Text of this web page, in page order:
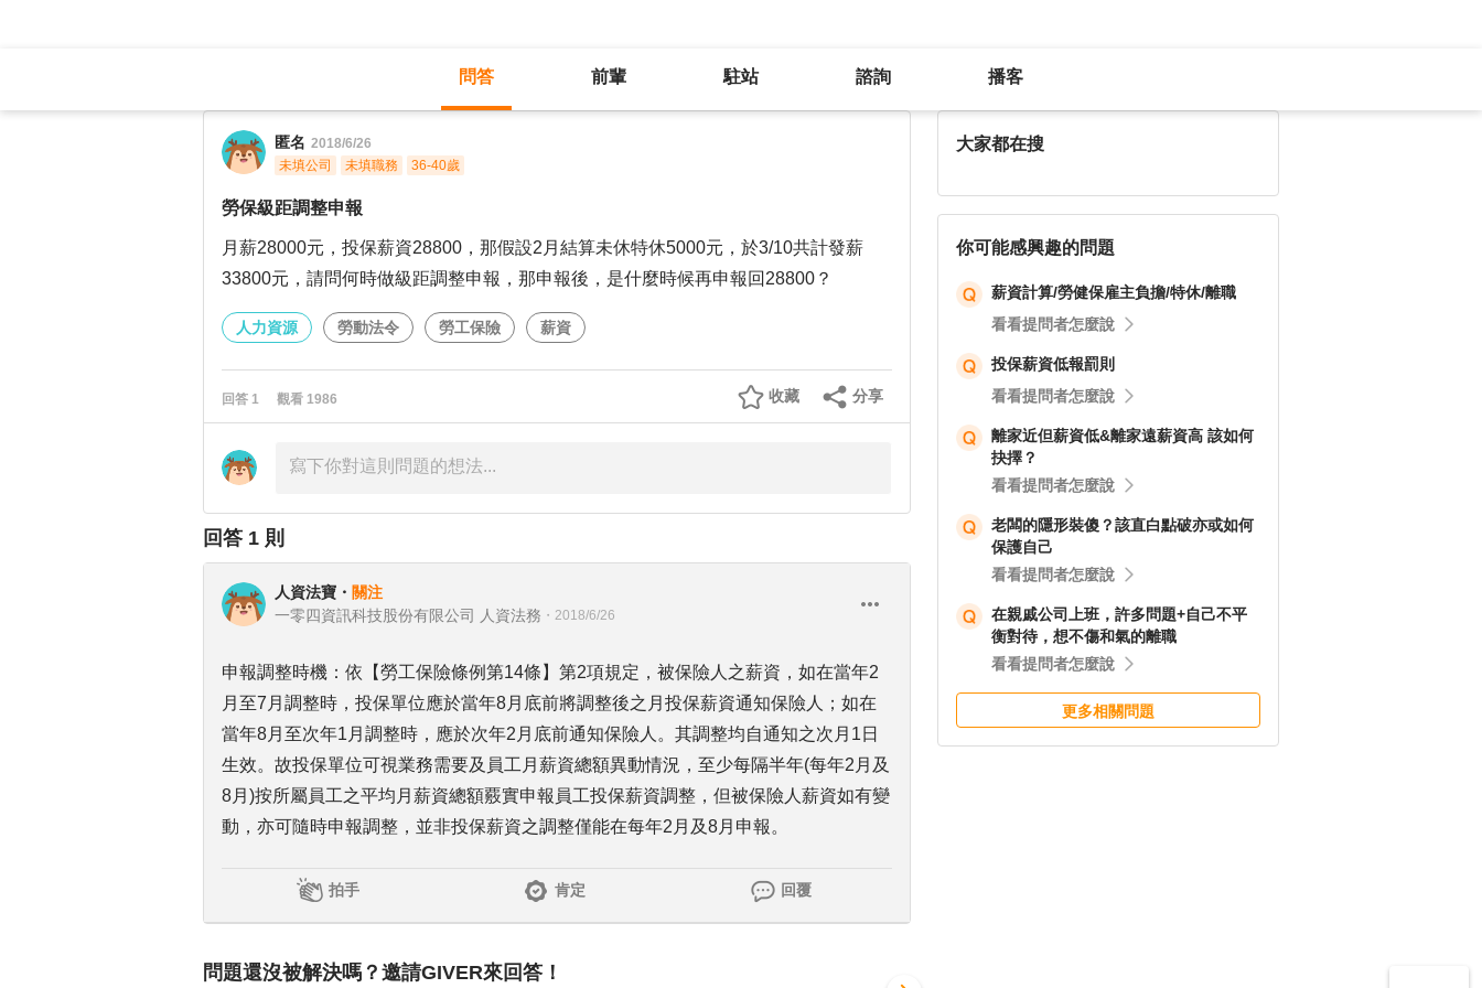
問答 前輩 駐站 諮詢 播客
勞保級距調整申報
匿名 2018/6/26
未填公司
未填職務 36-40歲
勞保級距調整申報
月薪28000元，投保薪資28800，那假設2月結算未休特休5000元，於3/10共計發薪
33800元，請問何時做級距調整申報，那申報後，是什麼時候再申報回28800？
人力資源 勞動法令 勞工保險 薪資
回答 1 觀看 1986 分享
收藏
回答 1 則
人資法寶 ・ 關注
一零四資訊科技股份有限公司 人資法務 ・ 2018/6/26
申報調整時機：依【勞工保險條例第14條】第2項規定，被保險人之薪資，如在當年2
月至7月調整時，投保單位應於當年8月底前將調整後之月投保薪資通知保險人；如在
當年8月至次年1月調整時，應於次年2月底前通知保險人。其調整均自通知之次月1日
生效。故投保單位可視業務需要及員工月薪資總額異動情況，至少每隔半年(每年2月及
8月)按所屬員工之平均月薪資總額覈實申報員工投保薪資調整，但被保險人薪資如有變
動，亦可隨時申報調整，並非投保薪資之調整僅能在每年2月及8月申報。
拍手 肯定 回覆
問題還沒被解決嗎？邀請GIVER來回答！
大家都在搜
你可能感興趣的問題
薪資計算/勞健保雇主負擔/特休/離職
看看提問者怎麼說
投保薪資低報罰則
看看提問者怎麼說
離家近但薪資低&離家遠薪資高 該如何
抉擇？
看看提問者怎麼說
老闆的隱形裝傻？該直白點破亦或如何
保護自己
看看提問者怎麼說
在親戚公司上班，許多問題+自己不平
衡對待，想不傷和氣的離職
看看提問者怎麼說
更多相關問題